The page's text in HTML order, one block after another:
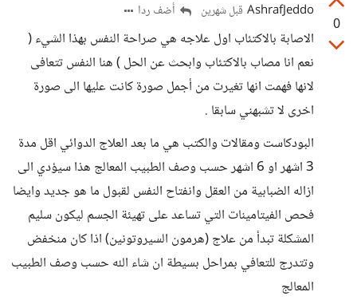
0
AshrafJeddo قبل شهرين أضف ردا
الاصابة بالاكتئاب اول علاجه هي صراحة النفس بهذا الشيء (
نعم انا مصاب بالاكتئاب وابحث عن الحل ) هنا النفس تتعافى
لانها فهمت انها تغيرت من أجمل صورة كانت عليها الى صورة
اخرى لا تشبهني سابقا .
البودكاست ومقالات والكتب هي ما بعد العلاج الدوائي اقل مدة
3 اشهر او 6 اشهر حسب وصف الطبيب المعالج هذا سيؤدي الى
ازاله الضبابية من العقل وانفتاح النفس لقبول ما هو جديد وايضا
فحص الفيتامينات التي تساعد على تهيئة الجسم ليكون سليم
المشكلة تبدأ من علاج (هرمون السيروتونين) اذا كان منخفض
وتتدرج للتعافي بمراحل بسيطة ان شاء الله حسب وصف الطبيب
المعالج